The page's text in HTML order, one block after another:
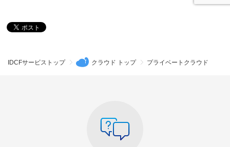
IDCFサービストップ クラウド トップ プライベートクラウド